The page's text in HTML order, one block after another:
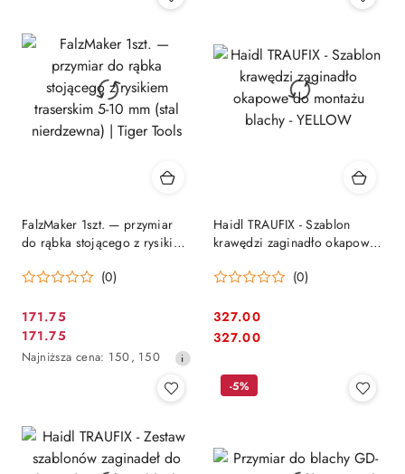
FalzMaker 1szt. — przymiar
do rąbka stojącego z rysikiem
nierdzewna) | Tiger Tools
(0)
Cena
promocyjna:
171.75
Cena
promocyjna:
171.75
Najniższa
przed
obniżką
Najniższa cena: 150, 150
Haidl TRAUFIX - Szablon
krawędzi zaginadło okapowe
(0)
Cena:
327.00
Cena:
327.00
-5%